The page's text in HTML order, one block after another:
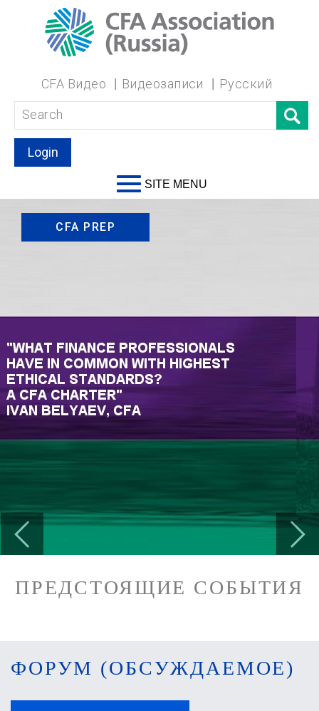
CFA Видео Видеозаписи Русский
Login
SITE MENU
CFA PREP
Previous
ПРЕДСТОЯЩИЕ СОБЫТИЯ
ФОРУМ (ОБСУЖДАЕМОЕ)